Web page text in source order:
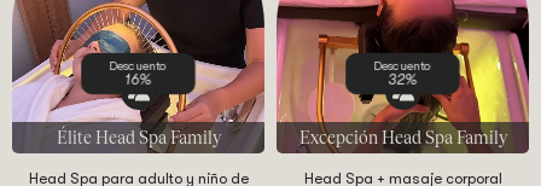
Élite Head Spa Family
Descuento
16%
Head Spa para adulto y niño de
Excepción Head Spa Family
Descuento
32%
Head Spa + masaje corporal